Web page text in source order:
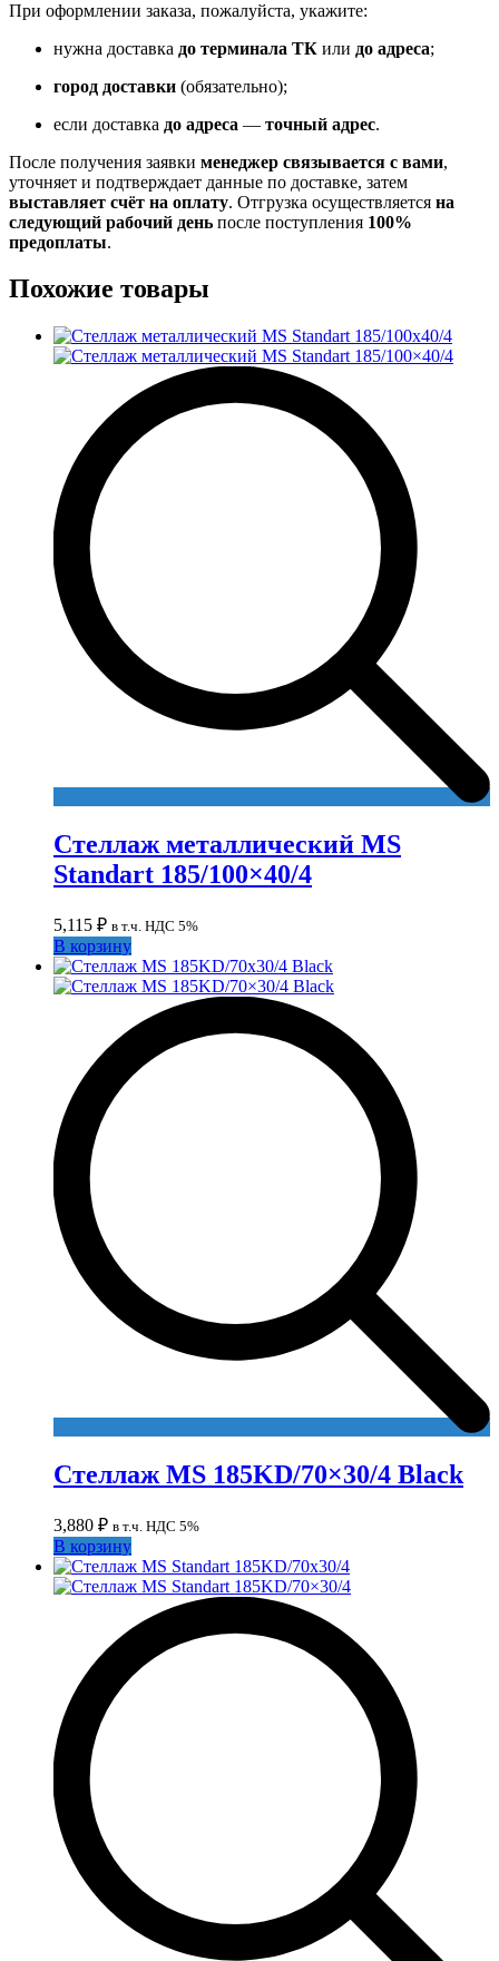
При оформлении заказа, пожалуйста, укажите:
нужна доставка до терминала ТК или до адреса;
город доставки (обязательно);
если доставка до адреса — точный адрес.
После получения заявки менеджер связывается с вами,
уточняет и подтверждает данные по доставке, затем
выставляет счёт на оплату. Отгрузка осуществляется на
следующий рабочий день после поступления 100%
предоплаты.
Похожие товары
Стеллаж металлический MS
Standart 185/100×40/4
5,115 ₽ в т.ч. НДС 5%
В корзину
Стеллаж MS 185KD/70×30/4 Black
3,880 ₽ в т.ч. НДС 5%
В корзину